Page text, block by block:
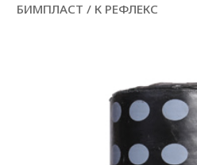
БИМПЛАСТ / К РЕФЛЕКС